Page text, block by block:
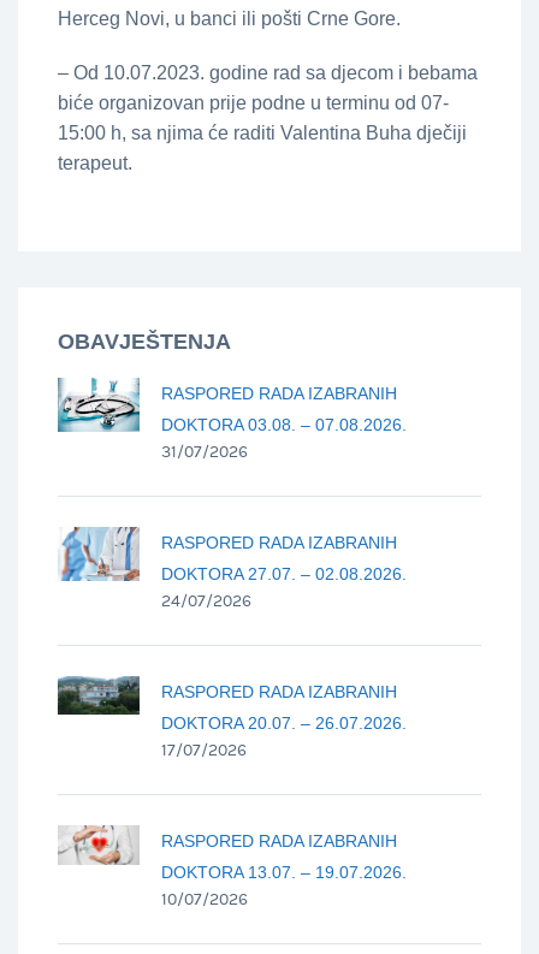
Herceg Novi, u banci ili pošti Crne Gore.
– Od 10.07.2023. godine rad sa djecom i bebama
biće organizovan prije podne u terminu od 07-
15:00 h, sa njima će raditi Valentina Buha dječiji
terapeut.
OBAVJEŠTENJA
RASPORED RADA IZABRANIH
DOKTORA 03.08. – 07.08.2026.
31/07/2026
RASPORED RADA IZABRANIH
DOKTORA 27.07. – 02.08.2026.
24/07/2026
RASPORED RADA IZABRANIH
DOKTORA 20.07. – 26.07.2026.
17/07/2026
RASPORED RADA IZABRANIH
DOKTORA 13.07. – 19.07.2026.
10/07/2026